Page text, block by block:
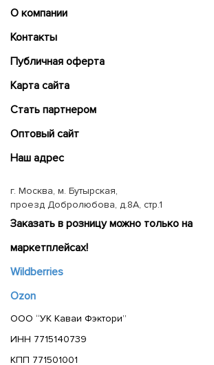
О компании
Контакты
Публичная оферта
Карта сайта
Cтать партнером
Оптовый сайт
Наш адрес
г. Москва, м. Бутырская,
проезд Добролюбова, д.8А, стр.1
Заказать в розницу можно только на
маркетплейсах!
Wildberries
Ozon
ООО “УК Каваи Фэктори”
ИНН 7715140739
КПП 771501001